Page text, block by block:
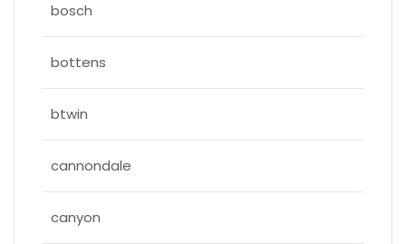
bosch
bottens
btwin
cannondale
canyon